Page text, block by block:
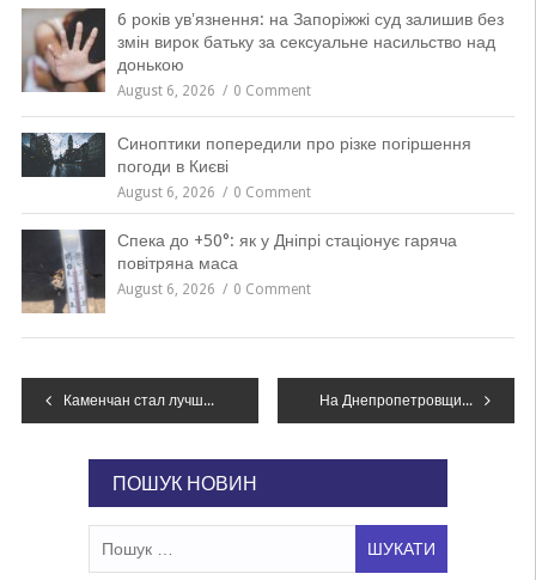
6 років увʼязнення: на Запоріжжі суд залишив без
змін вирок батьку за сексуальне насильство над
донькою
August 6, 2026 0 Comment
Синоптики попередили про різке погіршення
погоди в Києві
August 6, 2026 0 Comment
Спека до +50°: як у Дніпрі стаціонує гаряча
повітряна маса
August 6, 2026 0 Comment
Навігація
Каменчан стал лучшим судьей области по легкой атлетике На Днепропетровщине мужчина из-за конфликта поджег автомобиль, – ФОТО
ПОШУК НОВИН